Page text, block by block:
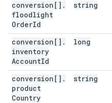
conversion[] .
floodlight
OrderId
string
conversion[] .
inventory
AccountId
long
conversion[] .
product
Country
string